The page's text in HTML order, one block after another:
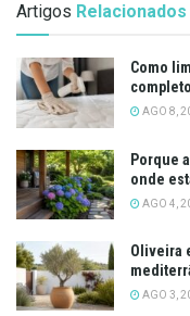
Artigos Relacionados
Como
AGO 8,
Porque
onde
AGO 4,
Oliveira
AGO 3,